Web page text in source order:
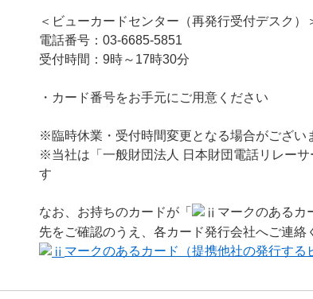
＜ビューカードセンター（再発行受付デスク）
電話番号：03-6685-5851
受付時間：9時～17時30分
・カード番号をお手元にご用意ください
※臨時休業・受付時間変更となる場合がござい
※当社は「一般財団法人 日本財団電話リレーサ
す
なお、お持ちのカードが「
マークのあるカ
先をご確認のうえ、各カード発行会社へご連絡
マークのあるカード（提携他社の発行する